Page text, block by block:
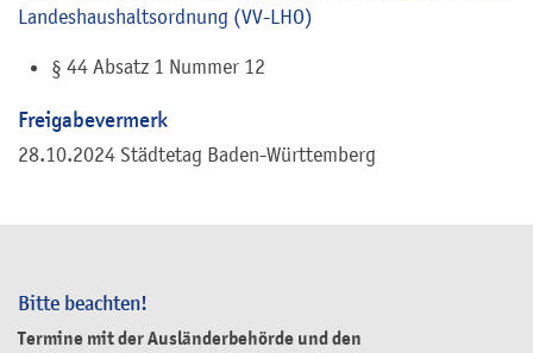
Bitte beachten!
Termine mit der Ausländerbehörde und den
Landeshaushaltsordnung (VV-LHO)
§ 44 Absatz 1 Nummer 12
Freigabevermerk
28.10.2024 Städtetag Baden-Württemberg